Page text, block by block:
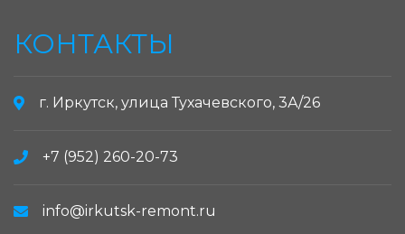
КОНТАКТЫ
г. Иркутск, улица Тухачевского, 3А/26
+7 (952) 260-20-73
info@irkutsk-remont.ru